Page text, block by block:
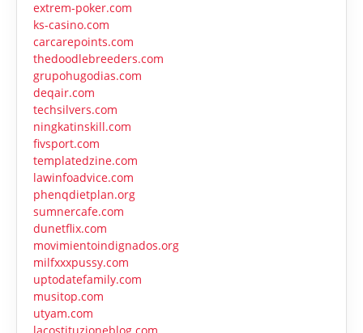
extrem-poker.com
ks-casino.com
carcarepoints.com
thedoodlebreeders.com
grupohugodias.com
deqair.com
techsilvers.com
ningkatinskill.com
fivsport.com
templatedzine.com
lawinfoadvice.com
phenqdietplan.org
sumnercafe.com
dunetflix.com
movimientoindignados.org
milfxxxpussy.com
uptodatefamily.com
musitop.com
utyam.com